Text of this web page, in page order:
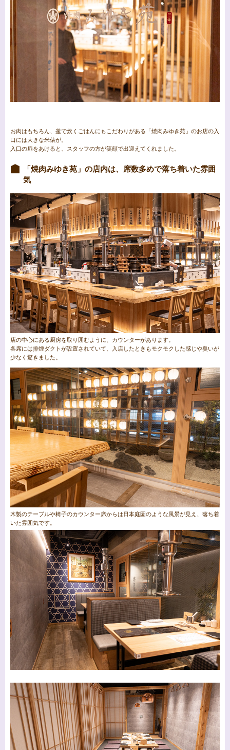
お肉はもちろん、釜で炊くごはんにもこだわりがある「焼肉みゆき苑」のお店の入
口には大きな米俵が。
入口の扉をあけると、スタッフの方が笑顔で出迎えてくれました。
「焼肉みゆき苑」の店内は、席数多めで落ち着いた雰囲
気
店の中心にある厨房を取り囲むように、カウンターがあります。
各席には排煙ダクトが設置されていて、入店したときもモクモクした感じや臭いが
少なく驚きました。
木製のテーブルや椅子のカウンター席からは日本庭園のような風景が見え、落ち着
いた雰囲気です。